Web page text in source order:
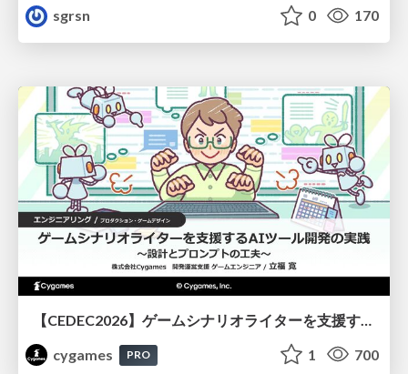
sgrsn
0 170
cygames
PRO 1 700